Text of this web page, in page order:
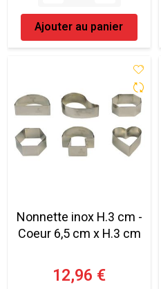
Ajouter au panier
Nonnette inox H.3 cm -
Coeur 6,5 cm x H.3 cm
12,96 €